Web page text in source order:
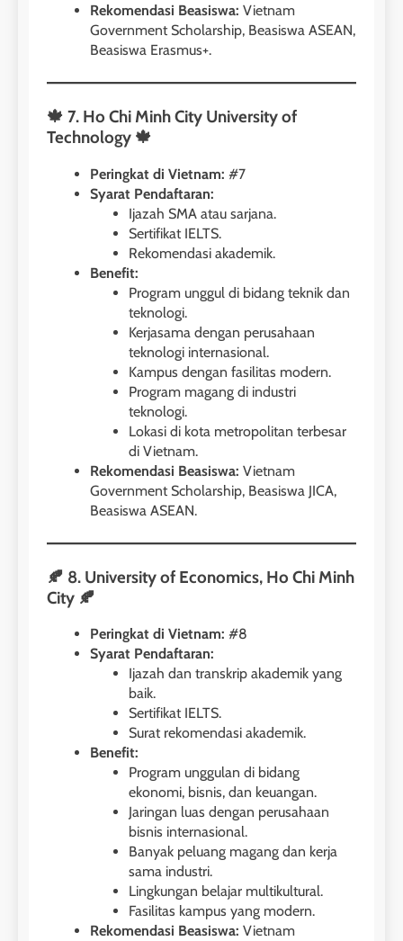
Nilai Peserta Kursus IELTS
Online
27
Online
LEIDEN INSTITUTE
Jadwal Kursus IELTS Online
Perbedaan Antara IELTS
Preparation dan IELTS Practice
LEIDEN INSTITUTE
Rekomendasi Beasiswa: Vietnam
Government Scholarship, Beasiswa ASEAN,
Beasiswa Erasmus+.
🍁 7. Ho Chi Minh City University of
Technology 🍁
Peringkat di Vietnam: #7
Syarat Pendaftaran:
Ijazah SMA atau sarjana.
Sertifikat IELTS.
Rekomendasi akademik.
Benefit:
Program unggul di bidang teknik dan
teknologi.
Kerjasama dengan perusahaan
teknologi internasional.
Kampus dengan fasilitas modern.
Program magang di industri
teknologi.
Lokasi di kota metropolitan terbesar
di Vietnam.
Rekomendasi Beasiswa: Vietnam
Government Scholarship, Beasiswa JICA,
Beasiswa ASEAN.
🍂 8. University of Economics, Ho Chi Minh
City 🍂
Peringkat di Vietnam: #8
Syarat Pendaftaran:
Ijazah dan transkrip akademik yang
baik.
Sertifikat IELTS.
Surat rekomendasi akademik.
Benefit:
Program unggulan di bidang
ekonomi, bisnis, dan keuangan.
Jaringan luas dengan perusahaan
bisnis internasional.
Banyak peluang magang dan kerja
sama industri.
Lingkungan belajar multikultural.
Fasilitas kampus yang modern.
Rekomendasi Beasiswa: Vietnam